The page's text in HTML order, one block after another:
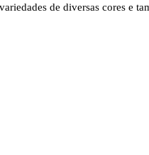
de diversas cores e